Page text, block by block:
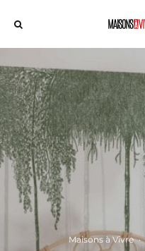
Maisons à Vivre ·